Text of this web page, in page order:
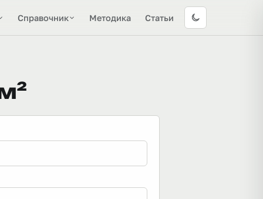
Справочник Методика Статьи